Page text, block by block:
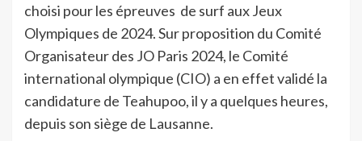
choisi pour les épreuves de surf aux Jeux
Olympiques de 2024. Sur proposition du Comité
Organisateur des JO Paris 2024, le Comité
international olympique (CIO) a en effet validé la
candidature de Teahupoo, il y a quelques heures,
depuis son siège de Lausanne.